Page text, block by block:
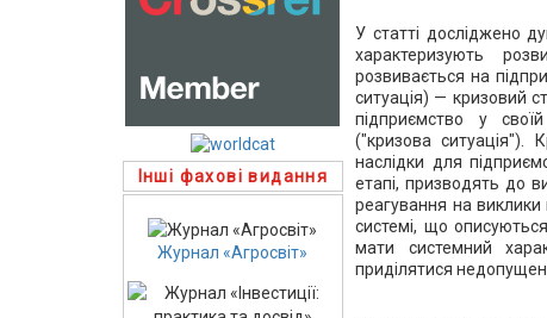
Інші фахові видання
Журнал «Агросвіт»
У статті досліджено
характеризують
розвивається на
ситуація) — кризовий
підприємство у
("кризова ситуація").
наслідки для
етапі, призводять до
реагування на виклики
системі, що
мати системний
приділятися